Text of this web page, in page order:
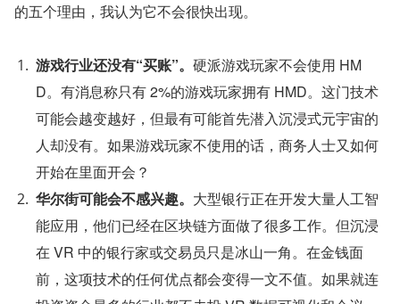
的五个理由，我认为它不会很快出现。
游戏行业还没有“买账”。 硬派游戏玩家不会使用 HM
D。有消息称只有 2%的游戏玩家拥有 HMD。这门技术
可能会越变越好，但最有可能首先潜入沉浸式元宇宙的
人却没有。如果游戏玩家不使用的话，商务人士又如何
华尔街可能会不感兴趣。 大型银行正在开发大量人工智
能应用，他们已经在区块链方面做了很多工作。但沉浸
在 VR 中的银行家或交易员只是冰山一角。在金钱面
前，这项技术的任何优点都会变得一文不值。如果就连